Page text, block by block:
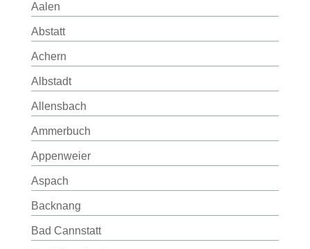
Aalen
Abstatt
Achern
Albstadt
Allensbach
Ammerbuch
Appenweier
Aspach
Backnang
Bad Cannstatt